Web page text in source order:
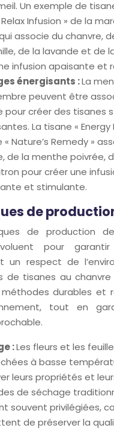
Un exemple de
Infusion » de la
associe du chanvre,
de la lavande et de
infusion apaisante et
énergisants :La
peuvent être
pour créer des tisanes
La tisane « Energy
Nature’s Remedy »
de la menthe poivrée,
pour créer une
et stimulante.
de
de production
pour
un respect de
de tisanes au
durables et
tout en
:Les fleurs et les
à basse
leurs propriétés et
de séchage
souvent privilégiées,
de préserver la